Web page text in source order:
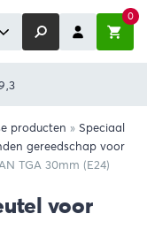
0
producten » Speciaal
gereedschap voor
TGA 30mm (E24)
voor